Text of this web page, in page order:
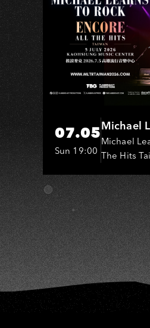
巡
迴
高
雄
場
07.05
Sun 19:00
Michael
(MLTR)
Michael
The Hits